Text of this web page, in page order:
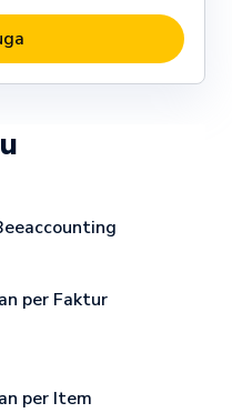
per Faktur
per Item